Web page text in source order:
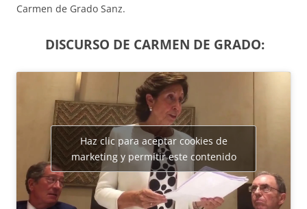
Carmen de Grado Sanz.
DISCURSO DE CARMEN DE GRADO:
Haz clic para aceptar cookies de
marketing y permitir este contenido